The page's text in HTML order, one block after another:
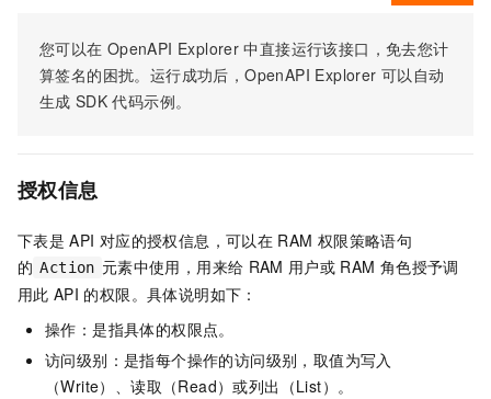
您可以在 OpenAPI Explorer 中直接运行该接口，免去您计
算签名的困扰。运行成功后，OpenAPI Explorer 可以自动
生成 SDK 代码示例。
授权信息
下表是 API 对应的授权信息，可以在 RAM 权限策略语句
的 Action 元素中使用，用来给 RAM 用户或 RAM 角色授予调
用此 API 的权限。具体说明如下：
操作：是指具体的权限点。
访问级别：是指每个操作的访问级别，取值为写入
（Write）、读取（Read）或列出（List）。